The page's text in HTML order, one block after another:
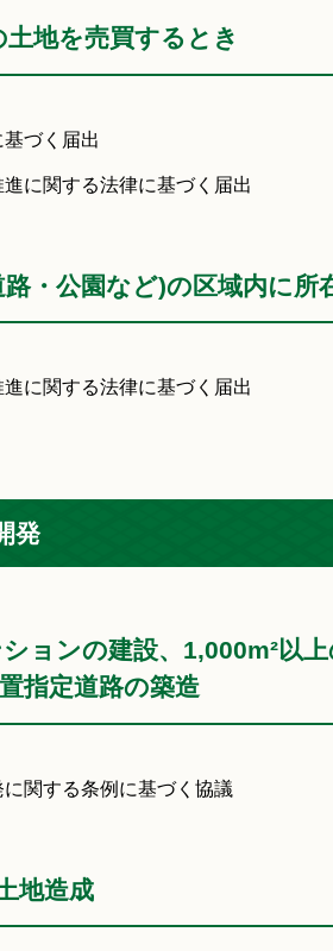
土地を売買するとき
づく届出
に関する法律に基づく届出
・公園など)の区域内に所
に関する法律に基づく届出
発
ョンの建設、1,000m²以
指定道路の築造
関する条例に基づく協議
地造成